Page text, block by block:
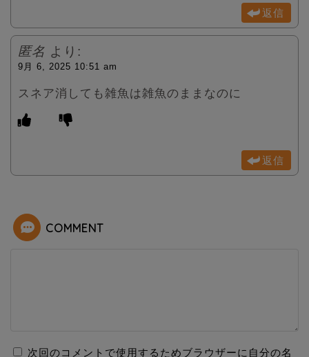
返信
匿名 より:
9月 6, 2025 10:51 am
スネア消しても雑魚は雑魚のままなのに
返信
COMMENT
次回のコメントで使用するためブラウザーに自分の名